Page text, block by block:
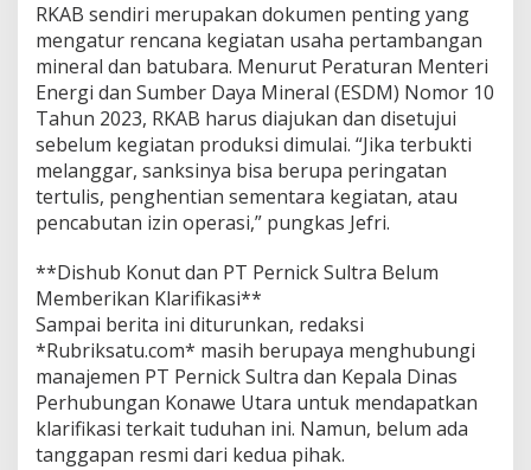
RKAB sendiri merupakan dokumen penting yang
mengatur rencana kegiatan usaha pertambangan
mineral dan batubara. Menurut Peraturan Menteri
Energi dan Sumber Daya Mineral (ESDM) Nomor 10
Tahun 2023, RKAB harus diajukan dan disetujui
sebelum kegiatan produksi dimulai. “Jika terbukti
melanggar, sanksinya bisa berupa peringatan
tertulis, penghentian sementara kegiatan, atau
pencabutan izin operasi,” pungkas Jefri.
**Dishub Konut dan PT Pernick Sultra Belum
Memberikan Klarifikasi**
Sampai berita ini diturunkan, redaksi
*Rubriksatu.com* masih berupaya menghubungi
manajemen PT Pernick Sultra dan Kepala Dinas
Perhubungan Konawe Utara untuk mendapatkan
klarifikasi terkait tuduhan ini. Namun, belum ada
tanggapan resmi dari kedua pihak.